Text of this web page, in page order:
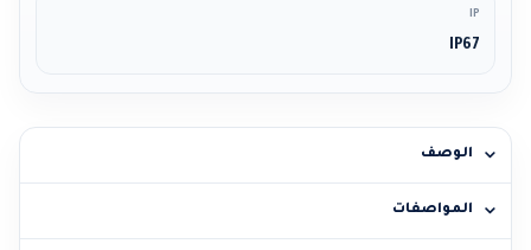
IP
IP67
الوصف
المواصفات